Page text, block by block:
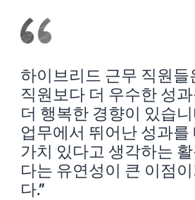
하이브리드 근무 직원들
직원보다 더 우수한 성
더 행복한 경향이 있습
업무에서 뛰어난 성과를
가치 있다고 생각하는
다는 유연성이 큰 이점
다.”